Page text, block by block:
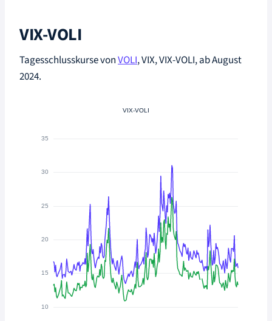
VIX-VOLI
Tagesschlusskurse vonVOLI, VIX, VIX-VOLI, ab August
2024.